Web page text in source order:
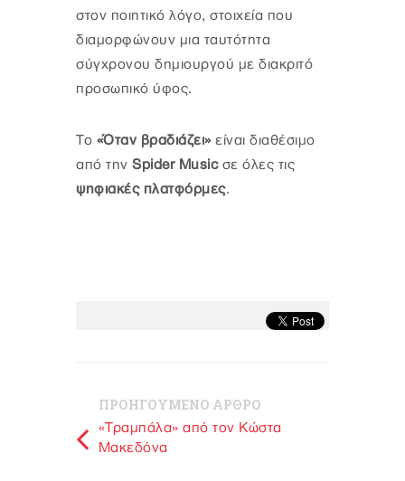
στον ποιητικό λόγο, στοιχεία που
διαμορφώνουν μια ταυτότητα
σύγχρονου δημιουργού με διακριτό
προσωπικό ύφος.
Το «Όταν βραδιάζει» είναι διαθέσιμο
από την Spider Music σε όλες τις
ψηφιακές πλατφόρμες.
ΠΡΟΗΓΟΥΜΕΝΟ ΑΡΘΡΟ
«Τραμπάλα» από τον Κώστα
Μακεδόνα